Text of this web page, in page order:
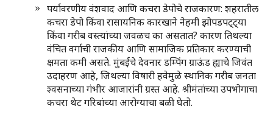
पर्यावरणीय वंशवाद आणि कचरा डेपोचे राजकारण: शहरातील
कचरा डेपो किंवा रासायनिक कारखाने नेहमी झोपडपट्ट्या
किंवा गरीब वस्त्यांच्या जवळच का असतात? कारण तिथल्या
वंचित वर्गाची राजकीय आणि सामाजिक प्रतिकार करण्याची
क्षमता कमी असते. मुंबईचे देवनार डम्पिंग ग्राऊंड ह्याचे जिवंत
उदाहरण आहे, जिथल्या विषारी हवेमुळे स्थानिक गरीब जनता
श्वसनाच्या गंभीर आजारांनी ग्रस्त आहे. श्रीमंतांच्या उपभोगाचा
कचरा थेट गरिबांच्या आरोग्याचा बळी घेतो.